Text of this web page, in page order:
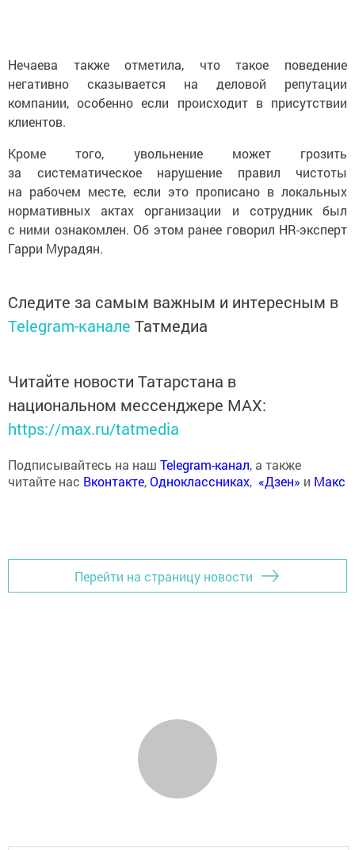
Нечаева также отметила, что такое поведение
негативно сказывается на деловой репутации
компании, особенно если происходит в присутствии
клиентов.
Кроме того, увольнение может грозить
за систематическое нарушение правил чистоты
на рабочем месте, если это прописано в локальных
нормативных актах организации и сотрудник был
с ними ознакомлен. Об этом ранее говорил HR-эксперт
Гарри Мурадян.
Следите за самым важным и интересным в
Telegram-канале Татмедиа
Читайте новости Татарстана в
национальном мессенджере MАХ:
https://max.ru/tatmedia
Подписывайтесь на наш Telegram-канал, а также
читайте нас Вконтакте,Одноклассниках, «Дзен» и Макс
Перейти на страницу новости